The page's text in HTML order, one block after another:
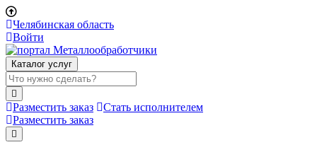
Челябинская область
Войти
Каталог услуг
Разместить заказ
Стать исполнителем
Разместить заказ